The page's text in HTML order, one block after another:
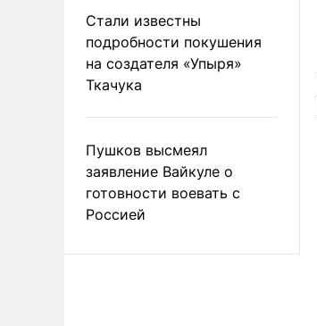
Стали известны
подробности покушения
на создателя «Упыря»
Ткачука
Пушков высмеял
заявление Вайкуле о
готовности воевать с
Россией